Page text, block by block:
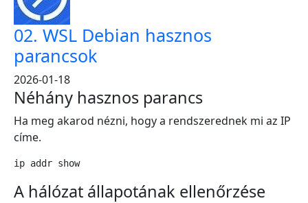
02. WSL Debian hasznos
parancsok
2026-01-18
Néhány hasznos parancs
Ha meg akarod nézni, hogy a rendszerednek mi az IP
címe.
ip addr show
A hálózat állapotának ellenőrzése